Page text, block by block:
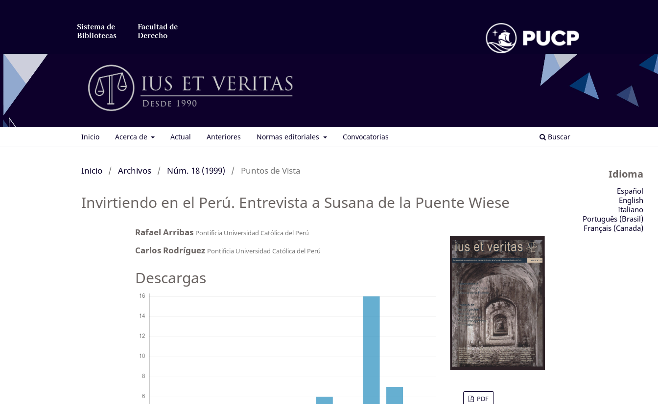
Sistema de
Bibliotecas
Facultad de
Derecho
Inicio Acerca de Actual Anteriores Normas editoriales Convocatorias Buscar
Inicio / Archivos / Núm. 18 (1999) / Puntos de Vista
Invirtiendo en el Perú. Entrevista a Susana de la Puente Wiese
Rafael Arribas Pontificia Universidad Católica del Perú
Carlos Rodríguez Pontificia Universidad Católica del Perú
Descargas
PDF
Idioma
Español
English
Italiano
Português (Brasil)
Français (Canada)